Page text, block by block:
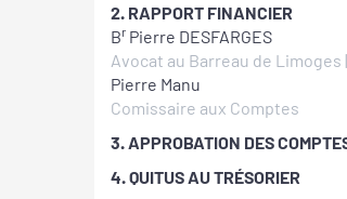
2. RAPPORT FINANCIER
Br Pierre DESFARGES
Avocat au Barreau de Limoges
Pierre Manu
Comissaire aux Comptes
3. APPROBATION DES
4. QUITUS AU TRÉSORIER